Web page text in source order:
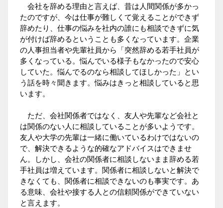
会社を辞める理由と言えば、昔は人間関係が多かっ
たのですが、今は仕事が難しくて覚えることができず
辞めたり、仕事の悩みを社内の誰にも相談できずに気
が付けば辞めるということも多くなっています。企業
の人事担当者や先輩社員から「突然辞める若手社員が
多くなっている。悩んでいる様子もなかったので安心
していた。悩んでるのなら相談してほしかった」とい
う話を時々聞きます。悩みはきっと相談していると思
います。
ただ、会社関係者ではなく、友人や先輩など会社と
は関係のない人に相談していることが多いようです。
友人や大学の先輩は一緒に働いているわけではないの
で、解決できるような的確なアドバイスはできませ
ん。しかし、会社の関係者に相談しないまま辞める若
手社員は増えています。関係者に相談しないと解決で
きなくても、関係者に相談できないのも事実です。あ
る意味、会社や接する人との信頼関係ができていない
と言えます。